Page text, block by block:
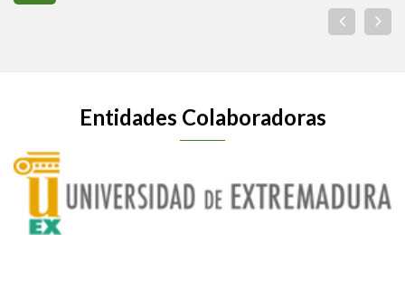
Entidades Colaboradoras